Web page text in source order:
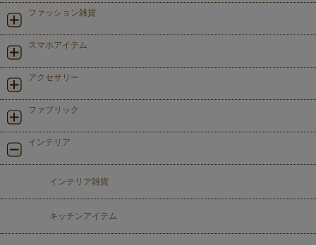
ファッション雑貨
スマホアイテム
アクセサリー
ファブリック
インテリア
インテリア雑貨
キッチンアイテム